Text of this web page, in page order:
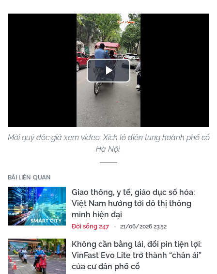
Play
Video
Mời quý độc giả xem video: Xích lô điện tung hoành phố cổ
Hà Nội.
BÀI LIÊN QUAN
Giao thông, y tế, giáo dục số hóa:
Việt Nam hướng tới đô thị thông
minh hiện đại
Đời sống 247 21/06/2026 23:52
Không cần bằng lái, đổi pin tiện lợi:
VinFast Evo Lite trở thành “chân ái”
của cư dân phố cổ